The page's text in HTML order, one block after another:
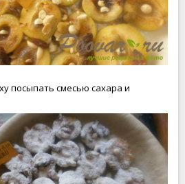
посыпать смесью сахара и